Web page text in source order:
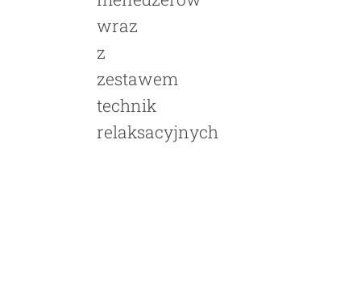
wraz
z
zestawem
technik
relaksacyjnych